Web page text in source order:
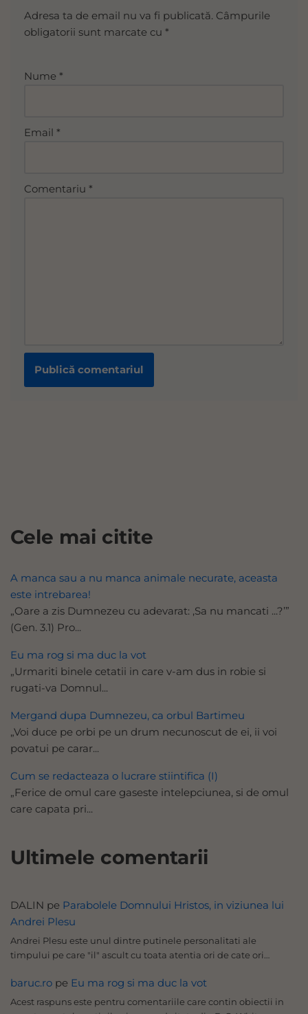
Adresa ta de email nu va fi publicată. Câmpurile
obligatorii sunt marcate cu *
Nume *
Email *
Comentariu *
A
lt
n
v
Cele mai citite
A manca sau a nu manca animale necurate, aceasta
este intrebarea!
„Oare a zis Dumnezeu cu adevarat: ‚Sa nu mancati ...?’”
(Gen. 3.1) Pro...
Eu ma rog si ma duc la vot
„Urmariti binele cetatii in care v-am dus in robie si
rugati-va Domnul...
Mergand dupa Dumnezeu, ca orbul Bartimeu
„Voi duce pe orbi pe un drum necunoscut de ei, ii voi
povatui pe carar...
Cum se redacteaza o lucrare stiintifica (I)
„Ferice de omul care gaseste intelepciunea, si de omul
care capata pri...
Ultimele comentarii
DALIN pe Parabolele Domnului Hristos, in viziunea lui
Andrei Plesu
Andrei Plesu este unul dintre putinele personalitati ale
timpului pe care "il" ascult cu toata atentia ori de cate ori…
baruc.ro pe Eu ma rog si ma duc la vot
Acest raspuns este pentru comentariile care contin obiectii in